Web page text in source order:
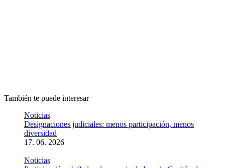
También te puede interesar
Noticias
Designaciones judiciales: menos participación, menos
diversidad
17. 06. 2026
Noticias